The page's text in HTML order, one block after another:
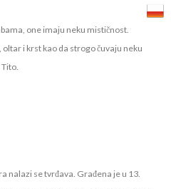
one imaju neku mističnost.
i krst kao da strogo čuvaju neku
nalazi se tvrđava. Građena je u 13.